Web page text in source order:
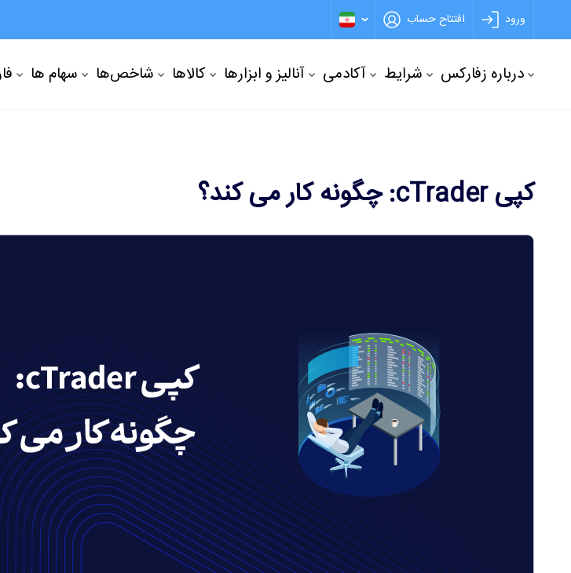
افتتاح حساب ورود
سهام ها شاخص‌ها کالاها آنالیز و ابزارها آکادمی شرایط درباره زفارکس
کپی cTrader: چگونه کار می کند؟